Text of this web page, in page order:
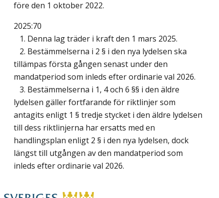
före den 1 oktober 2022.
2025:70
1. Denna lag träder i kraft den 1 mars 2025.
2. Bestämmelserna i 2 § i den nya lydelsen ska
tillämpas första gången senast under den
mandatperiod som inleds efter ordinarie val 2026.
3. Bestämmelserna i 1, 4 och 6 §§ i den äldre
lydelsen gäller fortfarande för riktlinjer som
antagits enligt 1 § tredje stycket i den äldre lydelsen
till dess riktlinjerna har ersatts med en
handlingsplan enligt 2 § i den nya lydelsen, dock
längst till utgången av den mandatperiod som
inleds efter ordinarie val 2026.